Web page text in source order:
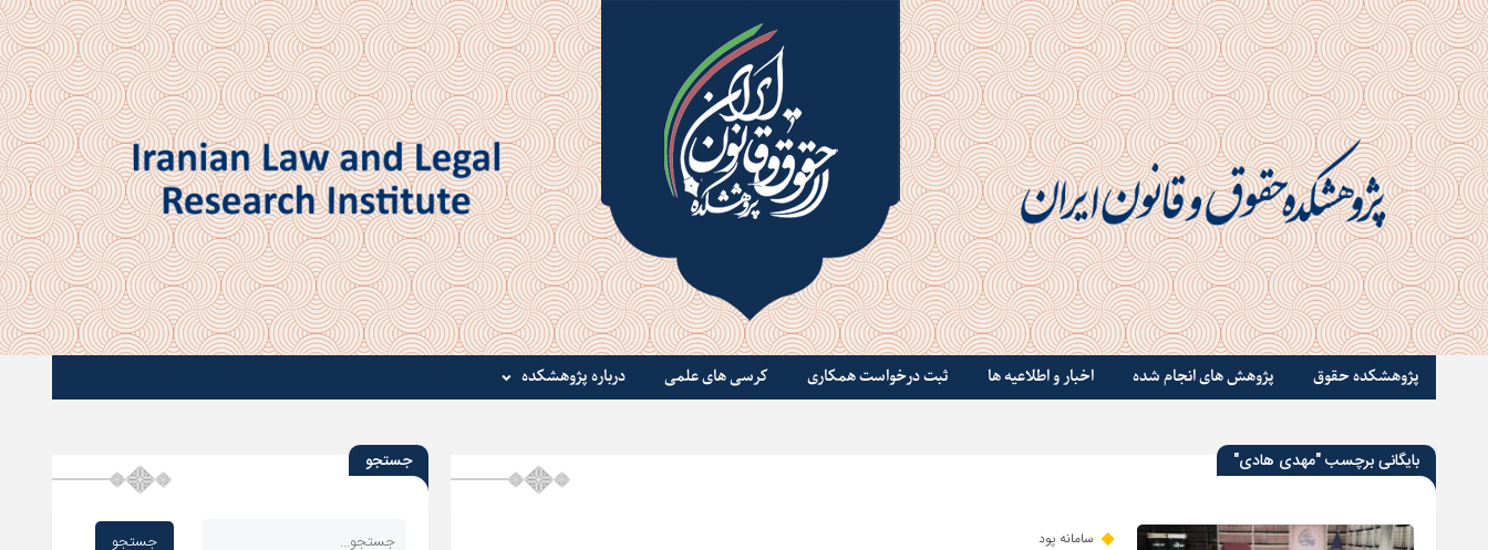
پژوهشکده حقوق پژوهش های انجام شده اخبار و اطلاعیه ها ثبت درخواست همکاری کرسی های علمی درباره پژوهشکده
بایگانی برچسب "مهدی هادی"
سامانه پود
جستجو